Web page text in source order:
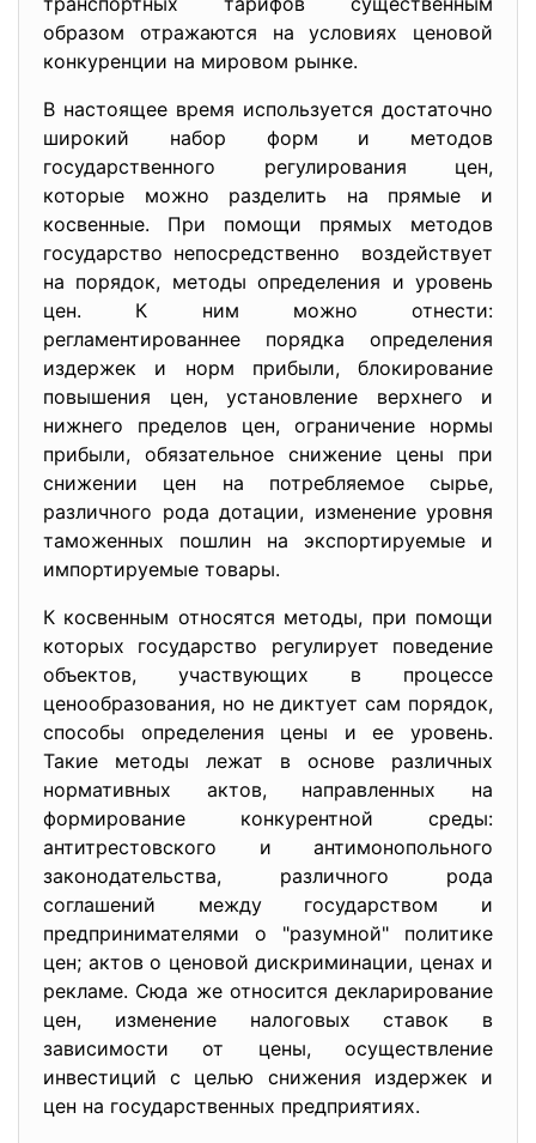
образом отражаются на условиях ценовой
конкуренции на мировом рынке.
В настоящее время используется достаточно
широкий набор форм и методов
государственного регулирования цен,
которые можно разделить на прямые и
косвенные. При помощи прямых методов
государство непосредственно воздействует
на порядок, методы определения и уровень
цен. К ним можно отнести:
регламентированнее порядка определения
издержек и норм прибыли, блокирование
повышения цен, установление верхнего и
нижнего пределов цен, ограничение нормы
прибыли, обязательное снижение цены при
снижении цен на потребляемое сырье,
различного рода дотации, изменение уровня
таможенных пошлин на экспортируемые и
импортируемые товары.
К косвенным относятся методы, при помощи
которых государство регулирует поведение
объектов, участвующих в процессе
ценообразования, но не диктует сам порядок,
способы определения цены и ее уровень.
Такие методы лежат в основе различных
нормативных актов, направленных на
формирование конкурентной среды:
антитрестовского и антимонопольного
законодательства, различного рода
соглашений между государством и
предпринимателями о "разумной" политике
цен; актов о ценовой дискриминации, ценах и
рекламе. Сюда же относится декларирование
цен, изменение налоговых ставок в
зависимости от цены, осуществление
инвестиций с целью снижения издержек и
цен на государственных предприятиях.